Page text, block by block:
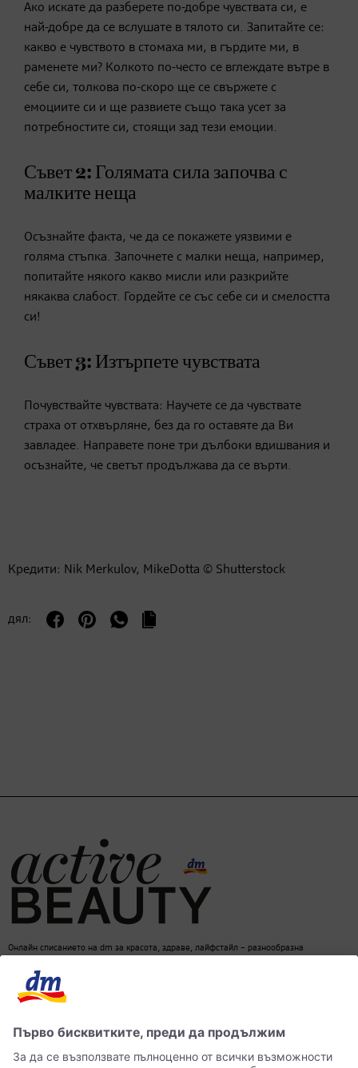
Ако искате да разберете по-добре чувствата си, е
най-добре да се вслушате в тялото си. Запитайте се:
какво е чувството в стомаха ми, в гърдите ми, в
раменете ми? Колкото по-често се вглеждате вътре в
себе си, толкова по-скоро ще се свържете с
емоциите си и ще развиете също така усет за
потребностите си, стоящи зад тези емоции.
Съвет 2: Голямата сила започва с
малките неща
Осъзнайте факта, че да се покажете уязвими е
голяма стъпка. Започнете с малки неща, например,
попитайте някого какво мисли или разкрийте
някаква слабост. Гордейте се със себе си и смелостта
си!
Съвет 3: Изтърпете чувствата
Почувствайте чувствата: Научете се да чувствате
страха от отхвърляне, без да го оставяте да Ви
завладее. Направете поне три дълбоки вдишвания и
осъзнайте, че светът продължава да се върти.
Кредити: Nik Merkulov, MikeDotta © Shutterstock
дял:
Онлайн списанието на dm за красота, здраве, лайфстайл – разнообразна